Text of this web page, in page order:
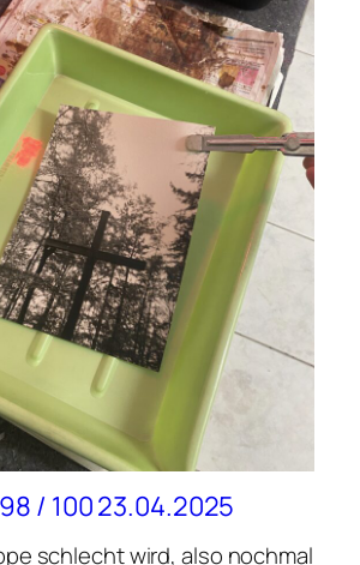
98 / 100 23.04.2025
schlecht wird, also nochmal